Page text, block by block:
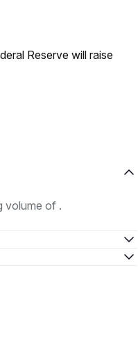
Reserve will raise
volume of .